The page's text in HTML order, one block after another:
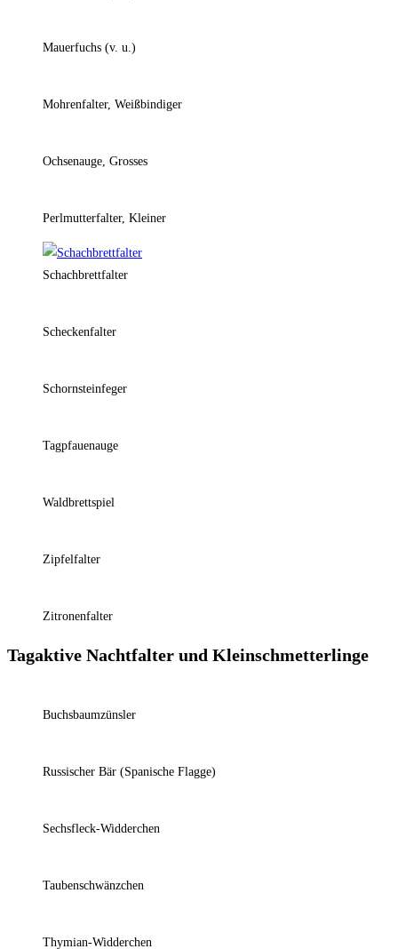
Mauerfuchs (v. u.)
Mohrenfalter, Weißbindiger
Ochsenauge, Grosses
Perlmutterfalter, Kleiner
Schachbrettfalter
Scheckenfalter
Schornsteinfeger
Tagpfauenauge
Waldbrettspiel
Zipfelfalter
Zitronenfalter
Tagaktive Nachtfalter und Kleinschmetterlinge
Buchsbaumzünsler
Russischer Bär (Spanische Flagge)
Sechsfleck-Widderchen
Taubenschwänzchen
Thymian-Widderchen